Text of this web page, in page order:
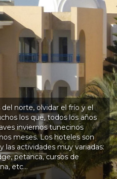
norte, olvidar el frío y el
los que, todos los años
inviernos tunecinos
meses. Los hoteles son
las actividades muy variadas:
petanca, cursos de
etc…